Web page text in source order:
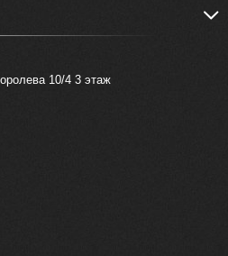
10/4 3 этаж